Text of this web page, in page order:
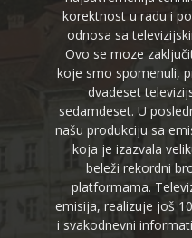
korektnost u radu i
odnosa sa
Ovo se moze
koje smo spomenuli,
dvadeset
sedamdeset. U
našu produkciju sa
koja je izazvala
beleži rekordni
platformama.
emisija, realizuje još
i svakodnevni